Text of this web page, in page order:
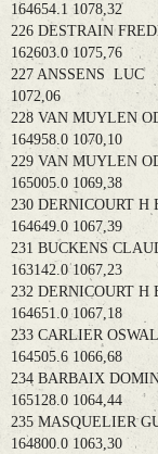
164654.1 1078,32
226 DESTRAIN
162603.0 1075,76
227 ANSSENS
1072,06
228 VAN MUYLEN
164958.0 1070,10
229 VAN MUYLEN
165005.0 1069,38
230 DERNICOURT
164649.0 1067,39
231 BUCKENS
163142.0 1067,23
232 DERNICOURT
164651.0 1067,18
233 CARLIER
164505.6 1066,68
234 BARBAIX
165128.0 1064,44
235 MASQUELIER
164800.0 1063,30